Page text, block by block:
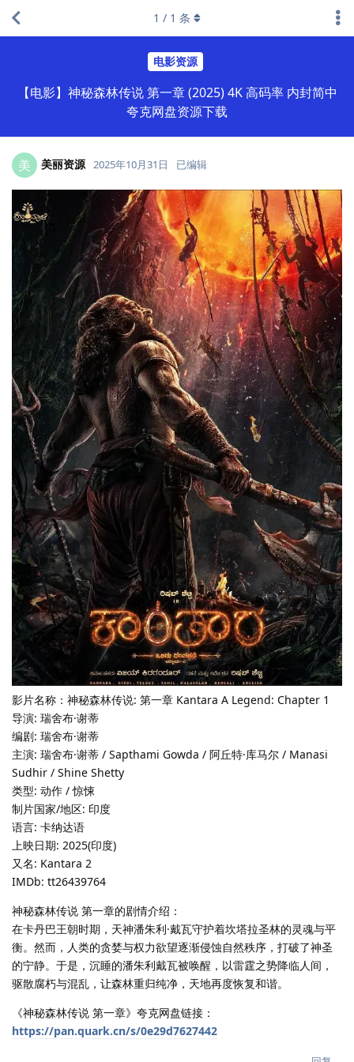
电影资源
【电影】神秘森林传说 第一章 (2025) 4K 高码率 内封简中
夸克网盘资源下载
1 / 1 条
美 美丽资源 2025年10月31日 已编辑
影片名称：神秘森林传说: 第一章 Kantara A Legend: Chapter 1
导演: 瑞舍布·谢蒂
编剧: 瑞舍布·谢蒂
主演: 瑞舍布·谢蒂 / Sapthami Gowda / 阿丘特·库马尔 / Manasi
Sudhir / Shine Shetty
类型: 动作 / 惊悚
制片国家/地区: 印度
语言: 卡纳达语
上映日期: 2025(印度)
又名: Kantara 2
IMDb: tt26439764
神秘森林传说 第一章的剧情介绍：
在卡丹巴王朝时期，天神潘朱利·戴瓦守护着坎塔拉圣林的灵魂与平
衡。然而，人类的贪婪与权力欲望逐渐侵蚀自然秩序，打破了神圣
的宁静。于是，沉睡的潘朱利戴瓦被唤醒，以雷霆之势降临人间，
驱散腐朽与混乱，让森林重归纯净，天地再度恢复和谐。
《神秘森林传说 第一章》夸克网盘链接：
https://pan.quark.cn/s/0e29d7627442